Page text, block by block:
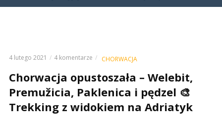
4 lutego 2021 4 komentarze CHORWACJA
Chorwacja opustoszała – Welebit,
Premužicia, Paklenica i pędzel 🎨
Trekking z widokiem na Adriatyk